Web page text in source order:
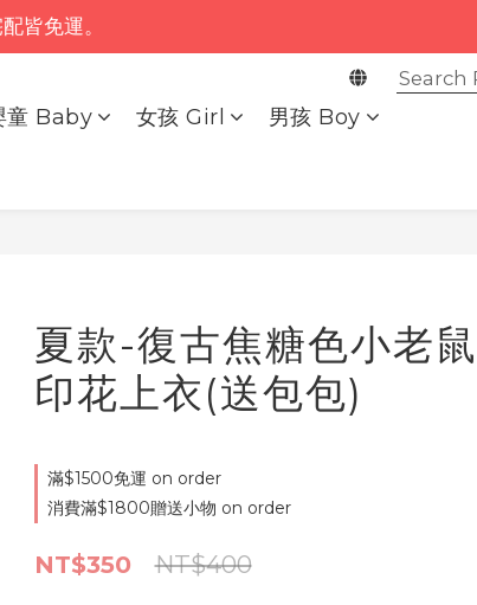
皆免運。
童 Baby 女孩 Girl 男孩 Boy
夏款-復古焦糖色小老鼠
印花上衣(送包包)
滿$1500免運 on order
消費滿$1800贈送小物 on order
NT$400
NT$350